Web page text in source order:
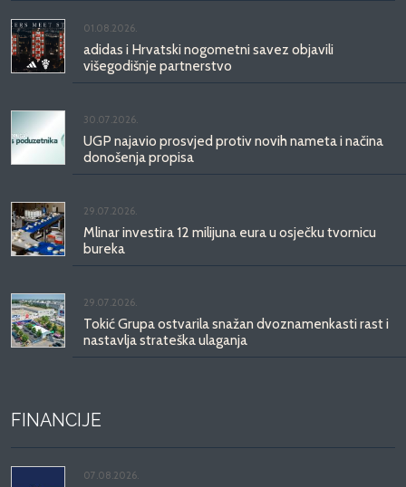
01.08.2026.
adidas i Hrvatski nogometni savez objavili
višegodišnje partnerstvo
30.07.2026.
UGP najavio prosvjed protiv novih nameta i načina
donošenja propisa
29.07.2026.
Mlinar investira 12 milijuna eura u osječku tvornicu
bureka
29.07.2026.
Tokić Grupa ostvarila snažan dvoznamenkasti rast i
nastavlja strateška ulaganja
FINANCIJE
07.08.2026.